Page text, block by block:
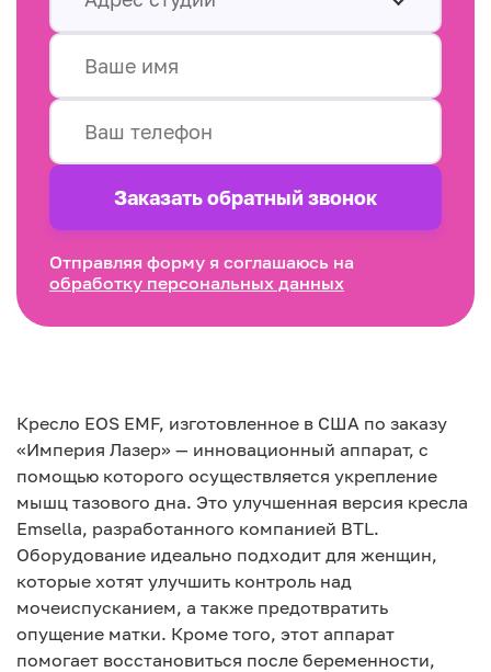
Заказать обратный звонок
Отправляя форму я соглашаюсь на
обработку персональных данных
Кресло EOS EMF, изготовленное в США по заказу
«Империя Лазер» — инновационный аппарат, с
помощью которого осуществляется укрепление
мышц тазового дна. Это улучшенная версия кресла
Emsella, разработанного компанией BTL.
Оборудование идеально подходит для женщин,
которые хотят улучшить контроль над
мочеиспусканием, а также предотвратить
опущение матки. Кроме того, этот аппарат
помогает восстановиться после беременности,